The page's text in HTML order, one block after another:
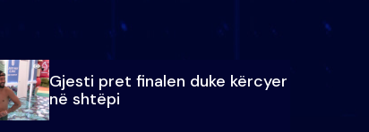
Gjesti pret finalen duke kërcyer
në shtëpi